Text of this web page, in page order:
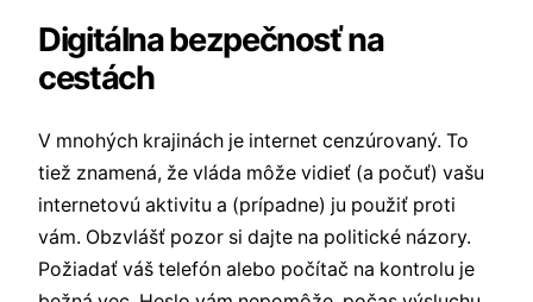
Digitálna bezpečnosť na
cestách
V mnohých krajinách je internet cenzúrovaný. To
tiež znamená, že vláda môže vidieť (a počuť) vašu
internetovú aktivitu a (prípadne) ju použiť proti
vám. Obzvlášť pozor si dajte na politické názory.
Požiadať váš telefón alebo počítač na kontrolu je